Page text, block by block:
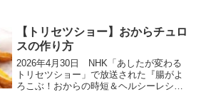
おかずにかけるだけで味が決まり、ね
ぎ、しょうが、にんに...
【トリセツショー】おからチュロ
スの作り方
2026年4月30日 NHK「あしたが変わる
トリセツショー」で放送された『腸がよ
ろこぶ！おからの時短＆ヘルシーレシ